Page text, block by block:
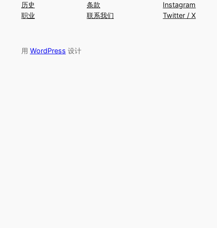
历史
职业
条款
联系我们
Instagram
Twitter / X
用 WordPress 设计